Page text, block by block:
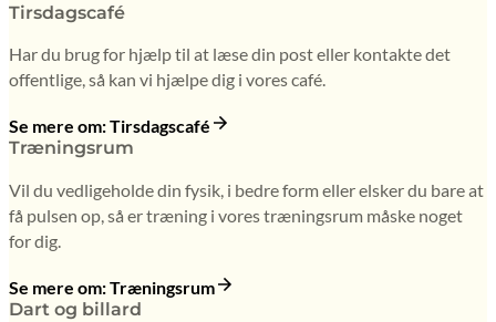
Tirsdagscafé
Har du brug for hjælp til at læse din post eller kontakte det
offentlige, så kan vi hjælpe dig i vores café.
Se mere om: Tirsdagscafé
Træningsrum
Vil du vedligeholde din fysik, i bedre form eller elsker du bare at
få pulsen op, så er træning i vores træningsrum måske noget
for dig.
Se mere om: Træningsrum
Dart og billard